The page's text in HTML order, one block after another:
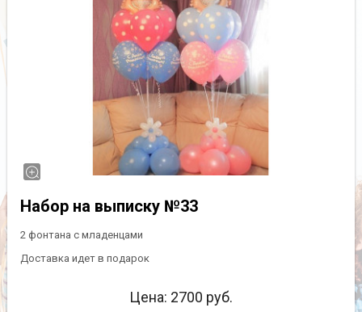
Набор на выписку №33
2 фонтана с младенцами
Доставка идет в подарок
Цена: 2700 руб.